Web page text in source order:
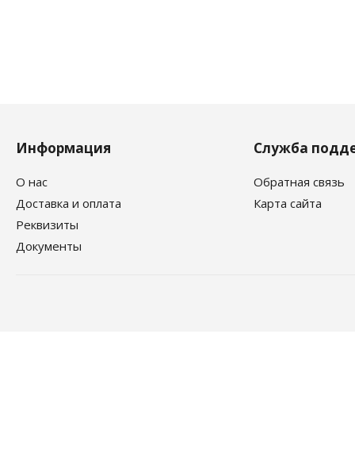
Информация
О нас
Доставка и оплата
Реквизиты
Документы
Служба
Обратная связь
Карта сайта